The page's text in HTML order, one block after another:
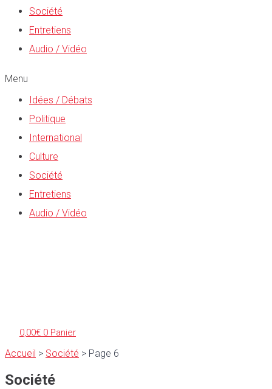
Société
Entretiens
Audio / Vidéo
Menu
Idées / Débats
Politique
International
Culture
Société
Entretiens
Audio / Vidéo
0,00€ 0 Panier
Accueil > Société > Page 6
Société